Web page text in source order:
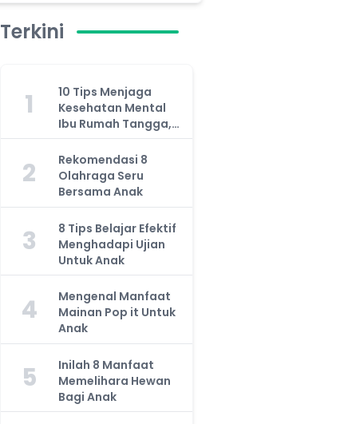
Terkini
1
10 Tips Menjaga
Kesehatan Mental
Ibu Rumah Tangga,
Jangan Anggap
Remeh!
2
Rekomendasi 8
Olahraga Seru
Bersama Anak
3
8 Tips Belajar Efektif
Menghadapi Ujian
Untuk Anak
4
Mengenal Manfaat
Mainan Pop it Untuk
Anak
5
Inilah 8 Manfaat
Memelihara Hewan
Bagi Anak